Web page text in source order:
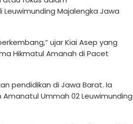
Majalengka Jawa
ujar Kiai Asep yang
Hikmatul Amanah di Pacet
pendidikan di Jawa Barat. Ia
Ummah 02 Leuwimunding